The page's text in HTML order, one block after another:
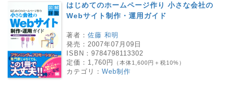
はじめてのホームページ作り 小さな会社の
Webサイト制作・運用ガイド
著者： 佐藤 和明
発売： 2007年07月09日
ISBN： 9784798113302
定価： 1,760円 （本体1,600円＋税10%）
カテゴリ： Web制作